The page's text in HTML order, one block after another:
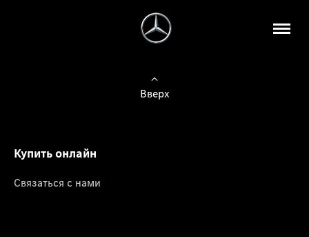
Вверх
Купить онлайн
Связаться с нами